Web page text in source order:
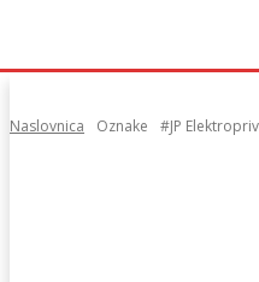
Naslovnica Oznake #JP